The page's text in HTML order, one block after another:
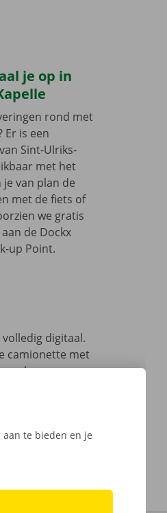
je op in
rond met
Er is een
Sint-Ulriks-
met het
van plan de
met de fiets of
we gratis
de Dockx
up Point.
digitaal.
camionette met
keuze.
aan te bieden en je